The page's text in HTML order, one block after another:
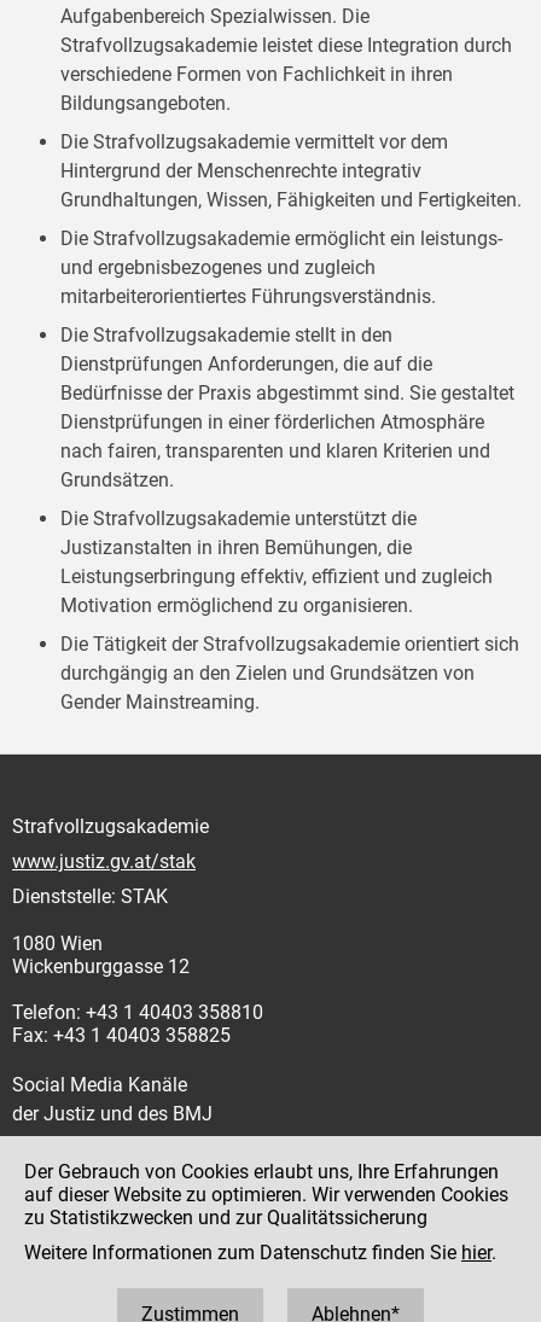
Aufgabenbereich Spezialwissen. Die
Strafvollzugsakademie leistet diese Integration durch
verschiedene Formen von Fachlichkeit in ihren
Bildungsangeboten.
Die Strafvollzugsakademie vermittelt vor dem
Hintergrund der Menschenrechte integrativ
Grundhaltungen, Wissen, Fähigkeiten und Fertigkeiten.
Die Strafvollzugsakademie ermöglicht ein leistungs-
und ergebnisbezogenes und zugleich
mitarbeiterorientiertes Führungsverständnis.
Die Strafvollzugsakademie stellt in den
Dienstprüfungen Anforderungen, die auf die
Bedürfnisse der Praxis abgestimmt sind. Sie gestaltet
Dienstprüfungen in einer förderlichen Atmosphäre
nach fairen, transparenten und klaren Kriterien und
Grundsätzen.
Die Strafvollzugsakademie unterstützt die
Justizanstalten in ihren Bemühungen, die
Leistungserbringung effektiv, effizient und zugleich
Motivation ermöglichend zu organisieren.
Die Tätigkeit der Strafvollzugsakademie orientiert sich
durchgängig an den Zielen und Grundsätzen von
Gender Mainstreaming.
Strafvollzugsakademie
www.justiz.gv.at/stak
Dienststelle: STAK
1080 Wien
Wickenburggasse 12
Telefon: +43 1 40403 358810
Fax: +43 1 40403 358825
Social Media Kanäle
der Justiz und des BMJ
Impressum
Datenschutz
Der Gebrauch von Cookies erlaubt uns, Ihre Erfahrungen
auf dieser Website zu optimieren. Wir verwenden Cookies
zu Statistikzwecken und zur Qualitätssicherung
Weitere Informationen zum Datenschutz finden Sie hier.
Zustimmen Ablehnen*